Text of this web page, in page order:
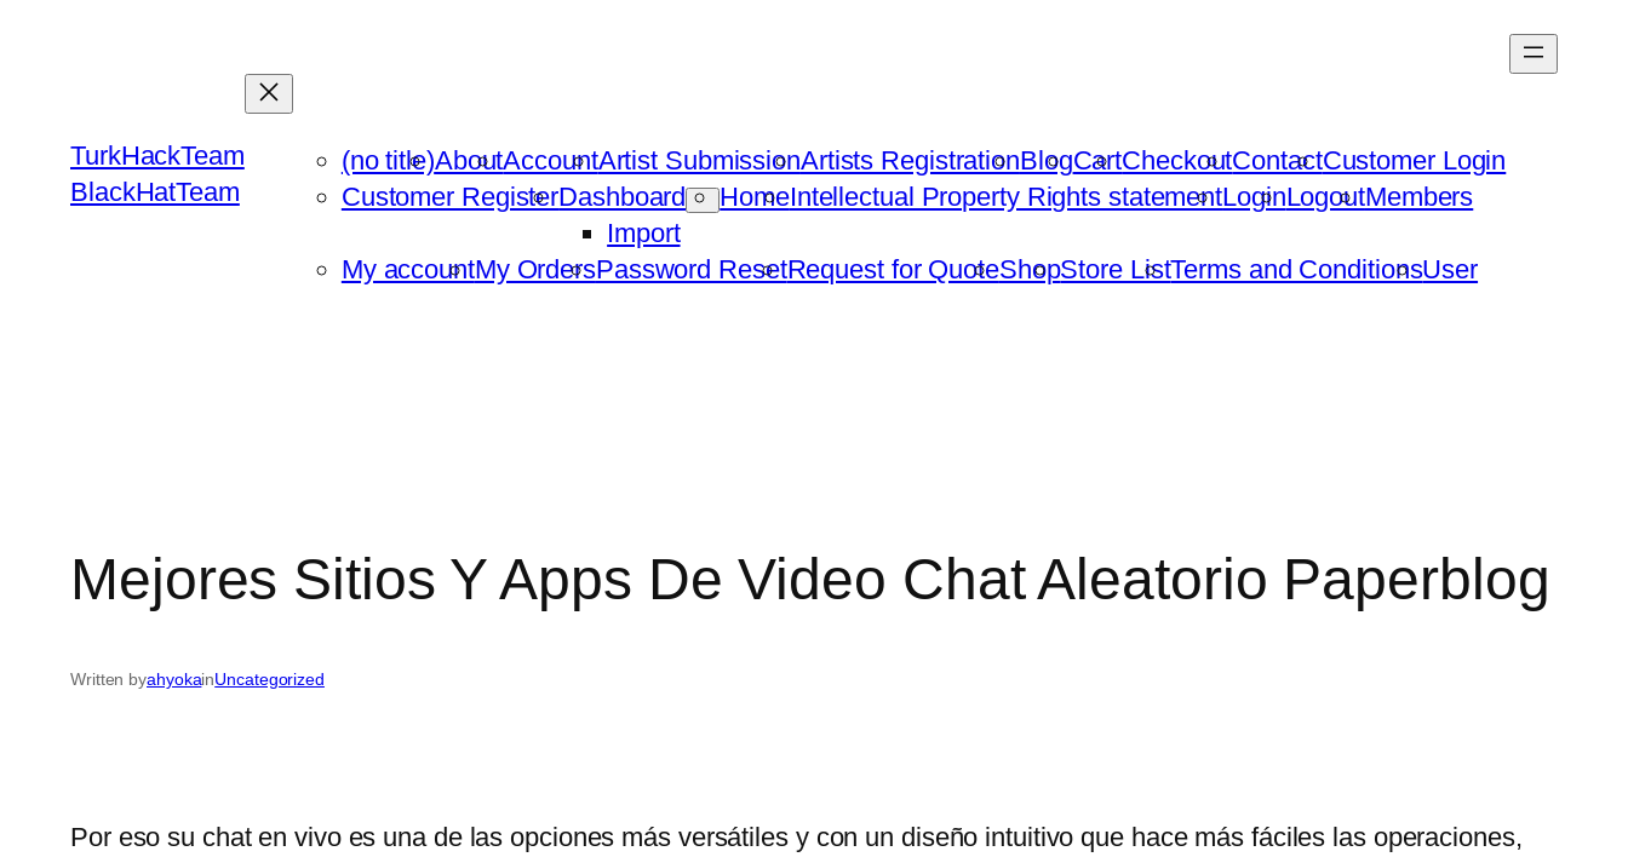
TurkHackTeam
BlackHatTeam
(no title)AboutAccountArtist SubmissionArtists RegistrationBlogCartCheckoutContactCustomer Login
Customer RegisterDashboard
Import
HomeIntellectual Property Rights statementLoginLogoutMembers
My accountMy OrdersPassword ResetRequest for QuoteShopStore ListTerms and ConditionsUser
Mejores Sitios Y Apps De Video Chat Aleatorio Paperblog
Written byahyokainUncategorized
Por eso su chat en vivo es una de las opciones más versátiles y con un diseño intuitivo que hace más fáciles las operaciones,